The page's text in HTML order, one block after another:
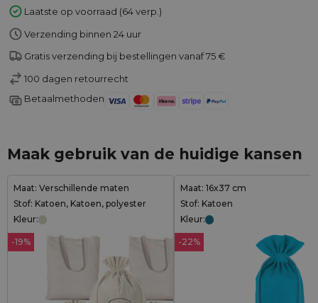
Laatste op voorraad (64 verp.)
Verzending binnen 24 uur
Gratis verzending bij bestellingen vanaf 75 €
100 dagen retourrecht
Betaalmethoden
Maak gebruik van de huidige kansen
Maat: Verschillende maten
Stof: Katoen, Katoen, polyester
Kleur:
-19%
Maat: 16x37 cm
Stof: Katoen
Kleur:
-22%